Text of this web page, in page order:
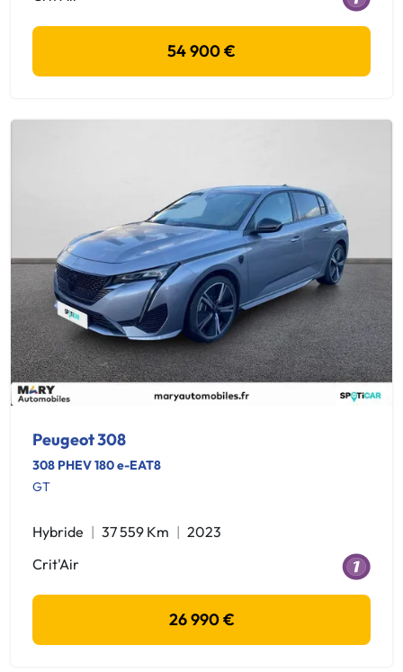
54 900 €
Peugeot 308
308 PHEV 180 e-EAT8
GT
Hybride 37 559 Km
2023
Crit'Air
26 990 €